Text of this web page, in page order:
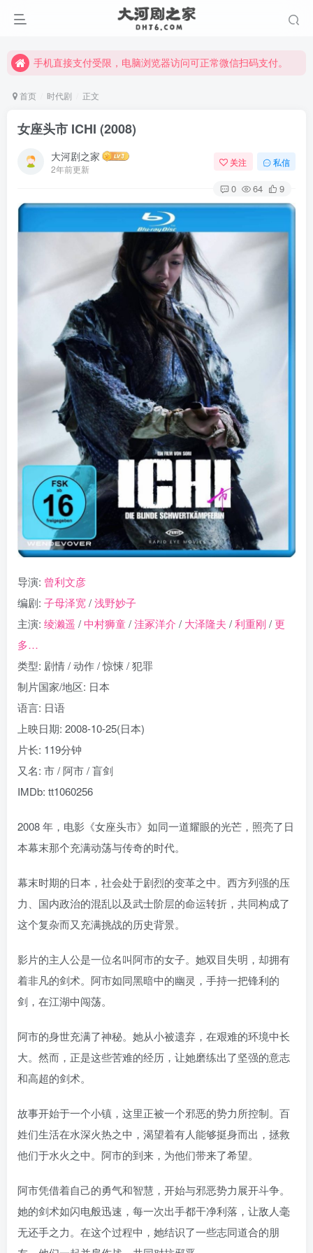
手机直接支付受限，电脑浏览器访问可正常微信扫码支付。
手机直接支付受限，电脑浏览器访问可正常微信扫码支付。
首页 时代剧 正文
女座头市 ICHI (2008)
大河剧之家
2年前更新
关注 私信
0 64 9
导演: 曾利文彦
编剧: 子母泽宽/浅野妙子
主演: 绫濑遥 /中村狮童/洼冢洋介 / 大泽隆夫 /利重刚 /更
多…
类型: 剧情 / 动作 / 惊悚 / 犯罪
制片国家/地区: 日本
语言: 日语
上映日期: 2008-10-25(日本)
片长: 119分钟
又名: 市 / 阿市 / 盲剑
IMDb: tt1060256
2008 年，电影《女座头市》如同一道耀眼的光芒，照亮了日
本幕末那个充满动荡与传奇的时代。
幕末时期的日本，社会处于剧烈的变革之中。西方列强的压
力、国内政治的混乱以及武士阶层的命运转折，共同构成了
这个复杂而又充满挑战的历史背景。
影片的主人公是一位名叫阿市的女子。她双目失明，却拥有
着非凡的剑术。阿市如同黑暗中的幽灵，手持一把锋利的
剑，在江湖中闯荡。
阿市的身世充满了神秘。她从小被遗弃，在艰难的环境中长
大。然而，正是这些苦难的经历，让她磨练出了坚强的意志
和高超的剑术。
故事开始于一个小镇，这里正被一个邪恶的势力所控制。百
姓们生活在水深火热之中，渴望着有人能够挺身而出，拯救
他们于水火之中。阿市的到来，为他们带来了希望。
阿市凭借着自己的勇气和智慧，开始与邪恶势力展开斗争。
她的剑术如闪电般迅速，每一次出手都干净利落，让敌人毫
无还手之力。在这个过程中，她结识了一些志同道合的朋